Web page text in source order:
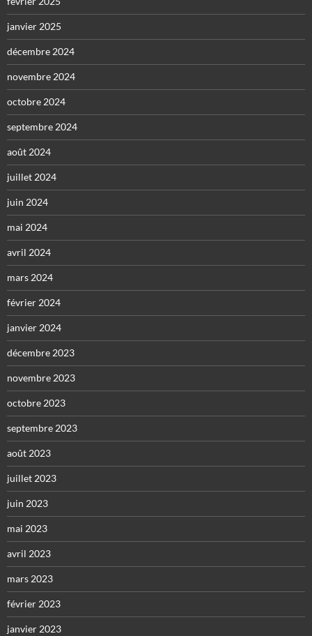
janvier 2025
décembre 2024
novembre 2024
octobre 2024
septembre 2024
août 2024
juillet 2024
juin 2024
mai 2024
avril 2024
mars 2024
février 2024
janvier 2024
décembre 2023
novembre 2023
octobre 2023
septembre 2023
août 2023
juillet 2023
juin 2023
mai 2023
avril 2023
mars 2023
février 2023
janvier 2023